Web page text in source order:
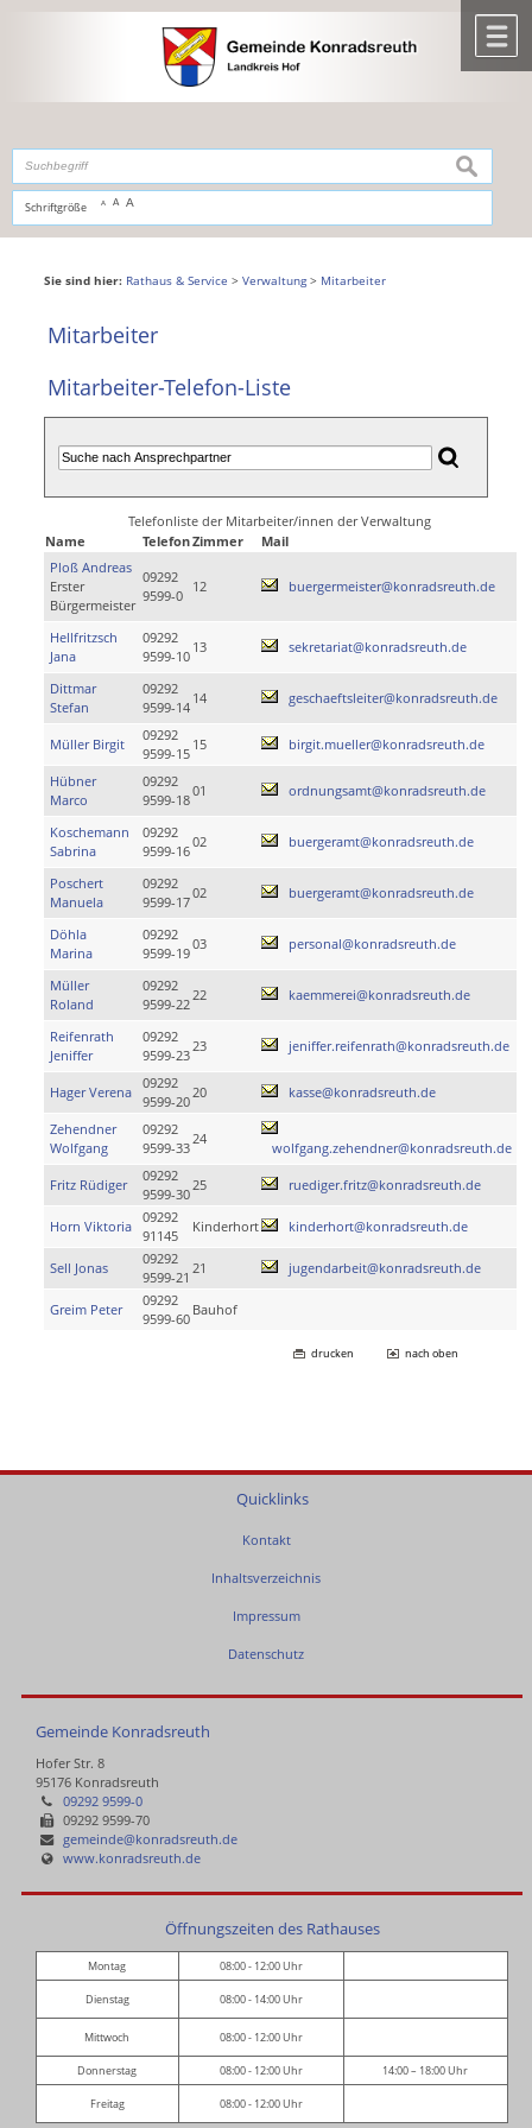
,zur Navigationoderzur Startseitespringen.
Schriftgröße A A A
suchen
Sie sind hier: Rathaus & Service > Verwaltung> Mitarbeiter
Mitarbeiter
Mitarbeiter-Telefon-Liste
Telefonliste der Mitarbeiter/innen der Verwaltung
Name
TelefonZimmer
Mail
Ploß Andreas
Erster
Bürgermeister
09292
9599-0
12 buergermeister@konradsreuth.de
Hellfritzsch
Jana
09292
9599-10
13 sekretariat@konradsreuth.de
Dittmar
Stefan
09292
9599-14
14 geschaeftsleiter@konradsreuth.de
Müller Birgit
09292
9599-15
15 birgit.mueller@konradsreuth.de
Hübner
Marco
09292
9599-18
01 ordnungsamt@konradsreuth.de
Koschemann
Sabrina
09292
9599-16
02 buergeramt@konradsreuth.de
Poschert
Manuela
09292
9599-17
02 buergeramt@konradsreuth.de
Döhla
Marina
09292
9599-19
03 personal@konradsreuth.de
Müller
Roland
09292
9599-22
22 kaemmerei@konradsreuth.de
Reifenrath
Jeniffer
09292
9599-23
23 jeniffer.reifenrath@konradsreuth.de
Hager Verena
09292
9599-20
20 kasse@konradsreuth.de
Zehendner
Wolfgang
09292
9599-33
24
wolfgang.zehendner@konradsreuth.de
Fritz Rüdiger
09292
9599-30
25 ruediger.fritz@konradsreuth.de
Horn Viktoria
09292
91145
Kinderhort kinderhort@konradsreuth.de
Sell Jonas
09292
9599-21
21 jugendarbeit@konradsreuth.de
Greim Peter
09292
9599-60
Bauhof
drucken nach oben
Quicklinks
Kontakt
Inhaltsverzeichnis
Impressum
Datenschutz
Gemeinde Konradsreuth
Hofer Str. 8
95176 Konradsreuth
09292 9599-0
09292 9599-70
gemeinde@konradsreuth.de
www.konradsreuth.de
Öffnungszeiten des Rathauses
Montag 08:00 - 12:00 Uhr
Dienstag 08:00 - 14:00 Uhr
Mittwoch 08:00 - 12:00 Uhr
Donnerstag 08:00 - 12:00 Uhr 14:00 – 18:00 Uhr
Freitag 08:00 - 12:00 Uhr